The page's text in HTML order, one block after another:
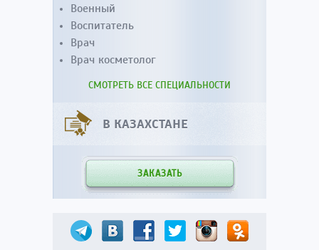
Военный
Воспитатель
Врач
Врач косметолог
СМОТРЕТЬ ВСЕ СПЕЦИАЛЬНОСТИ
В КАЗАХСТАНЕ
ЗАКАЗАТЬ